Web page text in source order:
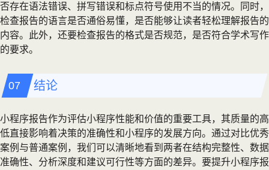
否存在语法错误、拼写错误和标点符号使用不当的情况。同时，
检查报告的语言是否通俗易懂，是否能够让读者轻松理解报告的
内容。此外，还要检查报告的格式是否规范，是否符合学术写作
的要求。
结论
小程序报告作为评估小程序性能和价值的重要工具，其质量的高
低直接影响着决策的准确性和小程序的发展方向。通过对比优秀
案例与普通案例，我们可以清晰地看到两者在结构完整性、数据
准确性、分析深度和建议可行性等方面的差异。要提升小程序报